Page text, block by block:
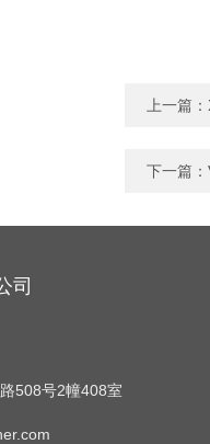
上一篇：
下一篇：
司
508号2幢408室